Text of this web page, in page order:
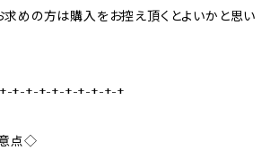
求めの方は購入をお控え頂くとよいかと思い
+-+-+-+-+-+-+-+-+
点◇